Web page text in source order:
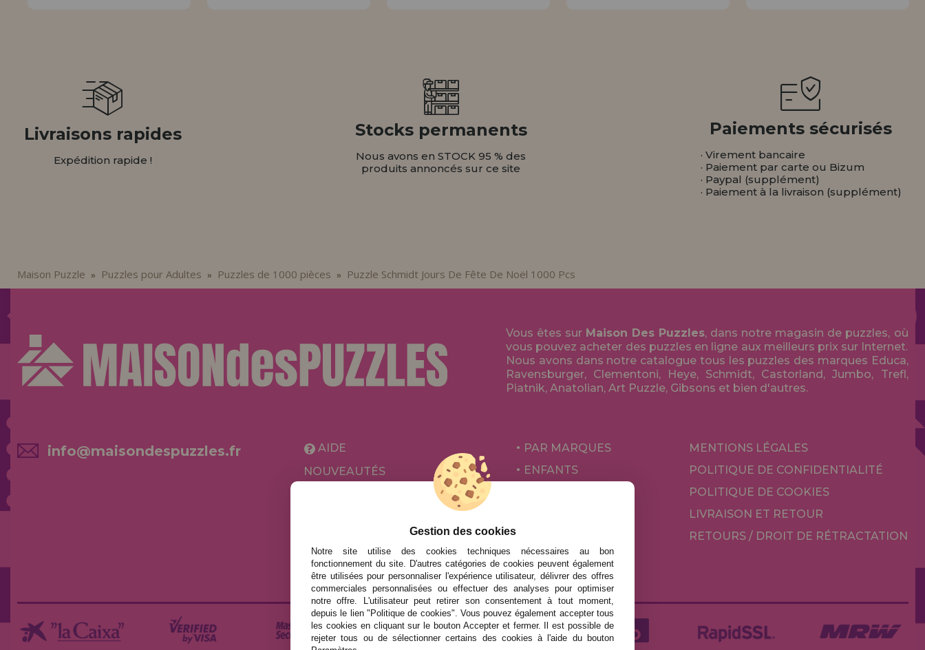
Livraisons rapides
Expédition rapide !
Stocks permanents
Nous avons en STOCK 95 % des
produits annoncés sur ce site
Paiements sécurisés
· Virement bancaire
· Paiement par carte ou Bizum
· Paypal (supplément)
· Paiement à la livraison (supplément)
Maison Puzzle » Puzzles pour Adultes » Puzzles de 1000 pièces » Puzzle Schmidt Jours De Fête De Noël 1000 Pcs
Vous êtes sur Maison Des Puzzles, dans notre magasin de puzzles, où
vous pouvez acheter des puzzles en ligne aux meilleurs prix sur Internet.
Nous avons dans notre catalogue tous les puzzles des marques Educa,
Ravensburger, Clementoni, Heye, Schmidt, Castorland, Jumbo, Trefl,
Piatnik, Anatolian, Art Puzzle, Gibsons et bien d'autres.
info@maisondespuzzles.fr
AIDE
NOUVEAUTÉS
PROMOTIONS ET OFFRES
PAR MARQUES
ENFANTS
JEUX DE SOCIÉTÉ
MENTIONS LÉGALES
POLITIQUE DE CONFIDENTIALITÉ
POLITIQUE DE COOKIES
LIVRAISON ET RETOUR
RETOURS / DROIT DE RÉTRACTATION
Gestion des cookies
Notre site utilise des cookies techniques nécessaires au bon
fonctionnement du site. D'autres catégories de cookies peuvent également
être utilisées pour personnaliser l'expérience utilisateur, délivrer des offres
commerciales personnalisées ou effectuer des analyses pour optimiser
notre offre. L'utilisateur peut retirer son consentement à tout moment,
depuis le lien "Politique de cookies". Vous pouvez également accepter tous
les cookies en cliquant sur le bouton Accepter et fermer. Il est possible de
rejeter tous ou de sélectionner certains des cookies à l'aide du bouton